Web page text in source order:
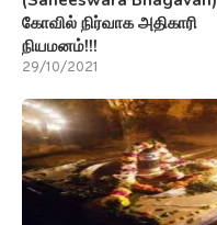
கோவில் நிர்வாக அதிகாரி
நியமனம்!!!
29/10/2021